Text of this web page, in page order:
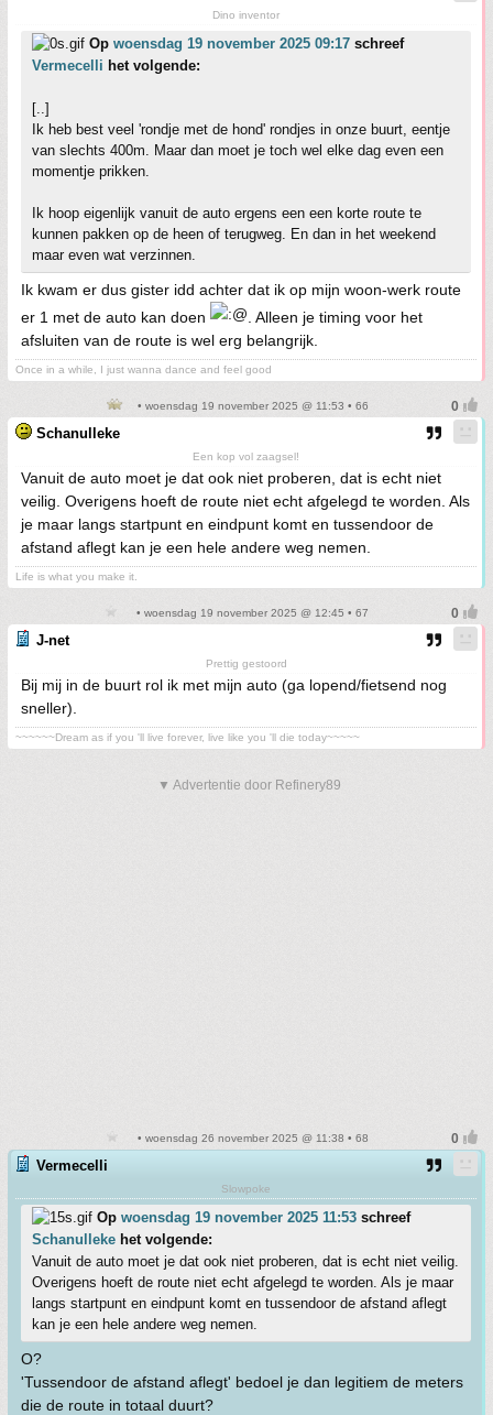
Dino inventor
Op woensdag 19 november 2025 09:17 schreef
Vermecelli het volgende:
[..]
Ik heb best veel 'rondje met de hond' rondjes in onze buurt, eentje
van slechts 400m. Maar dan moet je toch wel elke dag even een
momentje prikken.
Ik hoop eigenlijk vanuit de auto ergens een een korte route te
kunnen pakken op de heen of terugweg. En dan in het weekend
maar even wat verzinnen.
Ik kwam er dus gister idd achter dat ik op mijn woon-werk route
er 1 met de auto kan doen
. Alleen je timing voor het
afsluiten van de route is wel erg belangrijk.
Once in a while, I just wanna dance and feel good
• woensdag 19 november 2025 @ 11:53 • 66
Schanulleke
Een kop vol zaagsel!
Vanuit de auto moet je dat ook niet proberen, dat is echt niet
veilig. Overigens hoeft de route niet echt afgelegd te worden. Als
je maar langs startpunt en eindpunt komt en tussendoor de
afstand aflegt kan je een hele andere weg nemen.
Life is what you make it.
• woensdag 19 november 2025 @ 12:45 • 67
J-net
Prettig gestoord
Bij mij in de buurt rol ik met mijn auto (ga lopend/fietsend nog
sneller).
~~~~~~Dream as if you 'll live forever, live like you 'll die today~~~~~
▼ Advertentie door Refinery89
• woensdag 26 november 2025 @ 11:38 • 68
Vermecelli
Slowpoke
Op woensdag 19 november 2025 11:53 schreef
Schanulleke het volgende:
Vanuit de auto moet je dat ook niet proberen, dat is echt niet veilig.
Overigens hoeft de route niet echt afgelegd te worden. Als je maar
langs startpunt en eindpunt komt en tussendoor de afstand aflegt
kan je een hele andere weg nemen.
O?
'Tussendoor de afstand aflegt' bedoel je dan legitiem de meters
die de route in totaal duurt?